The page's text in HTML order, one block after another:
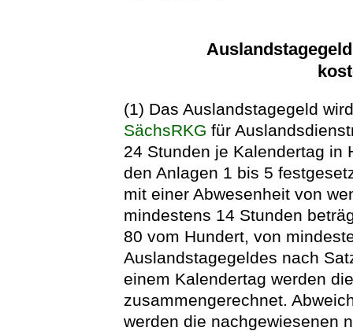
(1) Das Auslandstagegeld
SächsRKG für
24 Stunden je Kalendertag in
den Anlagen 1 bis 5
mit einer Abwesenheit von
mindestens 14 Stunden
80 vom Hundert, von
Auslandstagegeldes nach
einem Kalendertag werden
zusammengerechnet.
werden die nachgewiesenen